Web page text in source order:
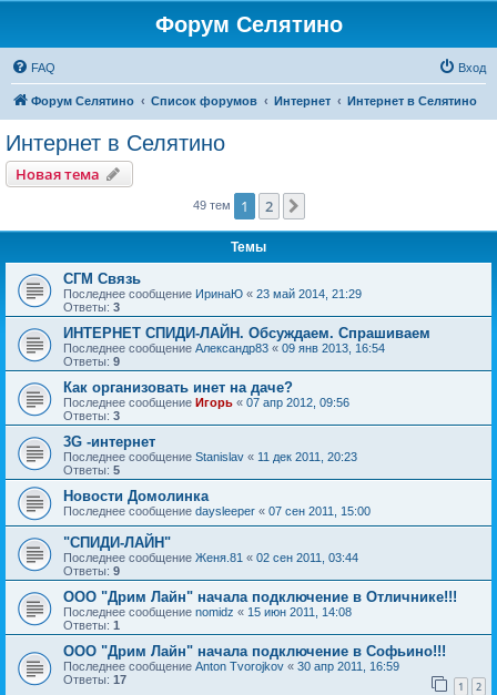
Форум Селятино
FAQ Вход
Форум Селятино Список форумов Интернет Интернет в Селятино
Интернет в Селятино
Новая тема
49 тем 1 2
Темы
СГМ Связь
Последнее сообщение ИринаЮ « 23 май 2014, 21:29
Ответы: 3
ИНТЕРНЕТ СПИДИ-ЛАЙН. Обсуждаем. Спрашиваем
Последнее сообщение Александр83 « 09 янв 2013, 16:54
Ответы: 9
Как организовать инет на даче?
Последнее сообщение Игорь « 07 апр 2012, 09:56
Ответы: 3
3G -интернет
Последнее сообщение Stanislav « 11 дек 2011, 20:23
Ответы: 5
Новости Домолинка
Последнее сообщение daysleeper « 07 сен 2011, 15:00
"СПИДИ-ЛАЙН"
Последнее сообщение Женя.81 « 02 сен 2011, 03:44
Ответы: 9
ООО "Дрим Лайн" начала подключение в Отличнике!!!
Последнее сообщение nomidz « 15 июн 2011, 14:08
Ответы: 1
ООО "Дрим Лайн" начала подключение в Софьино!!!
Последнее сообщение Anton Tvorojkov « 30 апр 2011, 16:59
Ответы: 17 1 2